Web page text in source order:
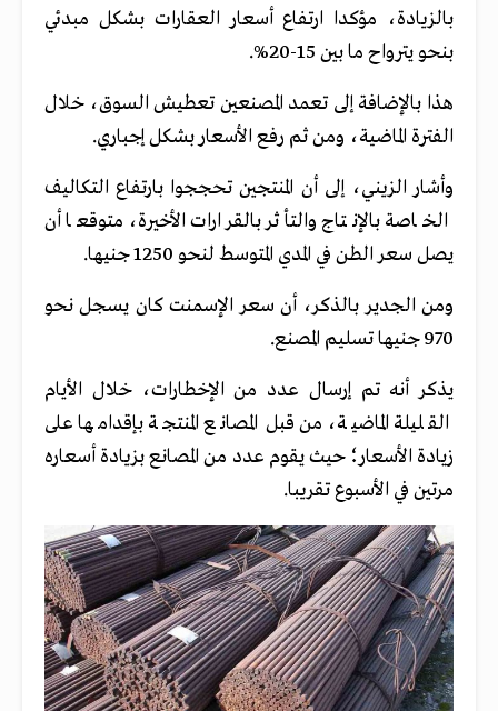
بالزيادة، مؤكدا ارتفاع أسعار العقارات بشكل مبدئي
بنحو يترواح ما بين 15-20%.
هذا بالإضافة إلى تعمد المصنعين تعطيش السوق، خلال
الفترة الماضية، ومن ثم رفع الأسعار بشكل إجباري.
وأشار الزيني، إلى أن المنتجين تحججوا بارتفاع التكاليف
الخاصة بالإنتاج والتأثر بالقرارات الأخيرة، متوقعا أن
يصل سعر الطن في المدي المتوسط لنحو 1250 جنيها.
ومن الجدير بالذكر، أن سعر الإسمنت كان يسجل نحو
970 جنيها تسليم المصنع.
يذكر أنه تم إرسال عدد من الإخطارات، خلال الأيام
القليلة الماضية، من قبل المصانع المنتجة بإقدامها على
زيادة الأسعار؛ حيث يقوم عدد من المصانع بزيادة أسعاره
مرتين في الأسبوع تقريبا.